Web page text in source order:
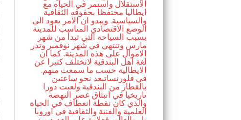
الاستقلال واستمر في الحياة مع
ايطاليا محتفظا بحقوقه الثقافية
والسياسية. ويبدو ان الامر يعود الى
الوضع الاقتصادي المناسب للمدينة
بسبب السياحة التي تبدأ من شهر
مارس وتنتهي في شهر نوفمبر وتدر
الاموال على هذه المدينة. كما ان
لغة اهل البندقية لاتختلف كثيرا عن
الايطالية حسب ما سمعت منهم.
في فلورنساتبعد نحو ساعتين
بالقطار من البندقية ولعبت دورا
تاريخيا في انبثاق عصر النهضة
والذي كان نقطة انعطاف في الحياة
العلمية والفنية والثقافية في اوروبا